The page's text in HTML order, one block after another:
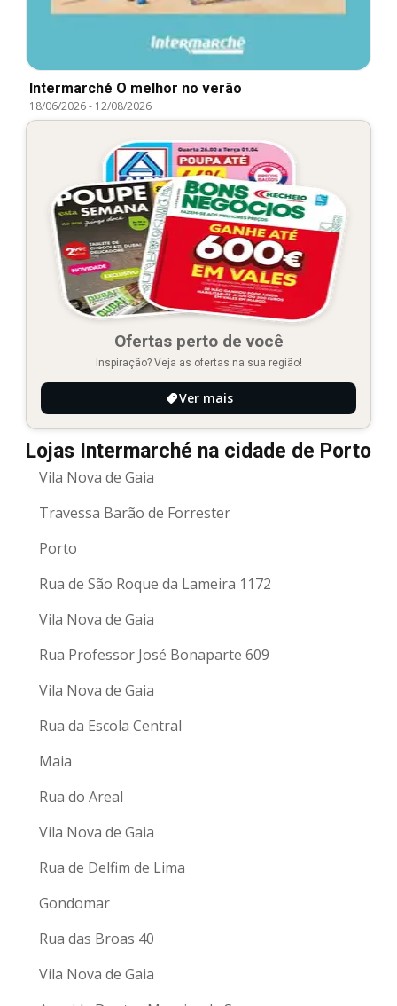
Intermarché O melhor no verão
18/06/2026- 12/08/2026
Ofertas perto de você
Inspiração? Veja as ofertas na sua região!
Ver mais
Lojas Intermarché na cidade de Porto
Vila Nova de Gaia
Travessa Barão de Forrester
Porto
Rua de São Roque da Lameira 1172
Vila Nova de Gaia
Rua Professor José Bonaparte 609
Vila Nova de Gaia
Rua da Escola Central
Maia
Rua do Areal
Vila Nova de Gaia
Rua de Delfim de Lima
Gondomar
Rua das Broas 40
Vila Nova de Gaia